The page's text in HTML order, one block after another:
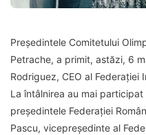
Președintele Comitetului
Petrache, a primit, astăzi, 6
Rodriguez, CEO al Federației
La întâlnirea au mai
președintele Federației
Pascu, vicepreședinte al